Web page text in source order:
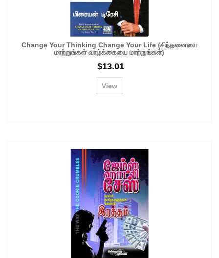
Change Your Thinking Change Your Life (சிந்தனையை
மாற்றுங்கள் வாழ்க்கையை மாற்றுங்கள்)
$13.01
View